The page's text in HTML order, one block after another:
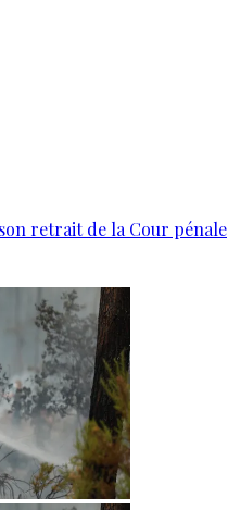
retrait de la Cour pénale